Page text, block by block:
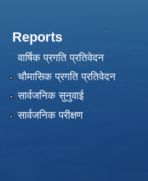
Reports
वार्षिक प्रगति प्रतिवेदन
चौमासिक प्रगति प्रतिवेदन
सार्वजनिक सुनुवाई
सार्वजनिक परीक्षण